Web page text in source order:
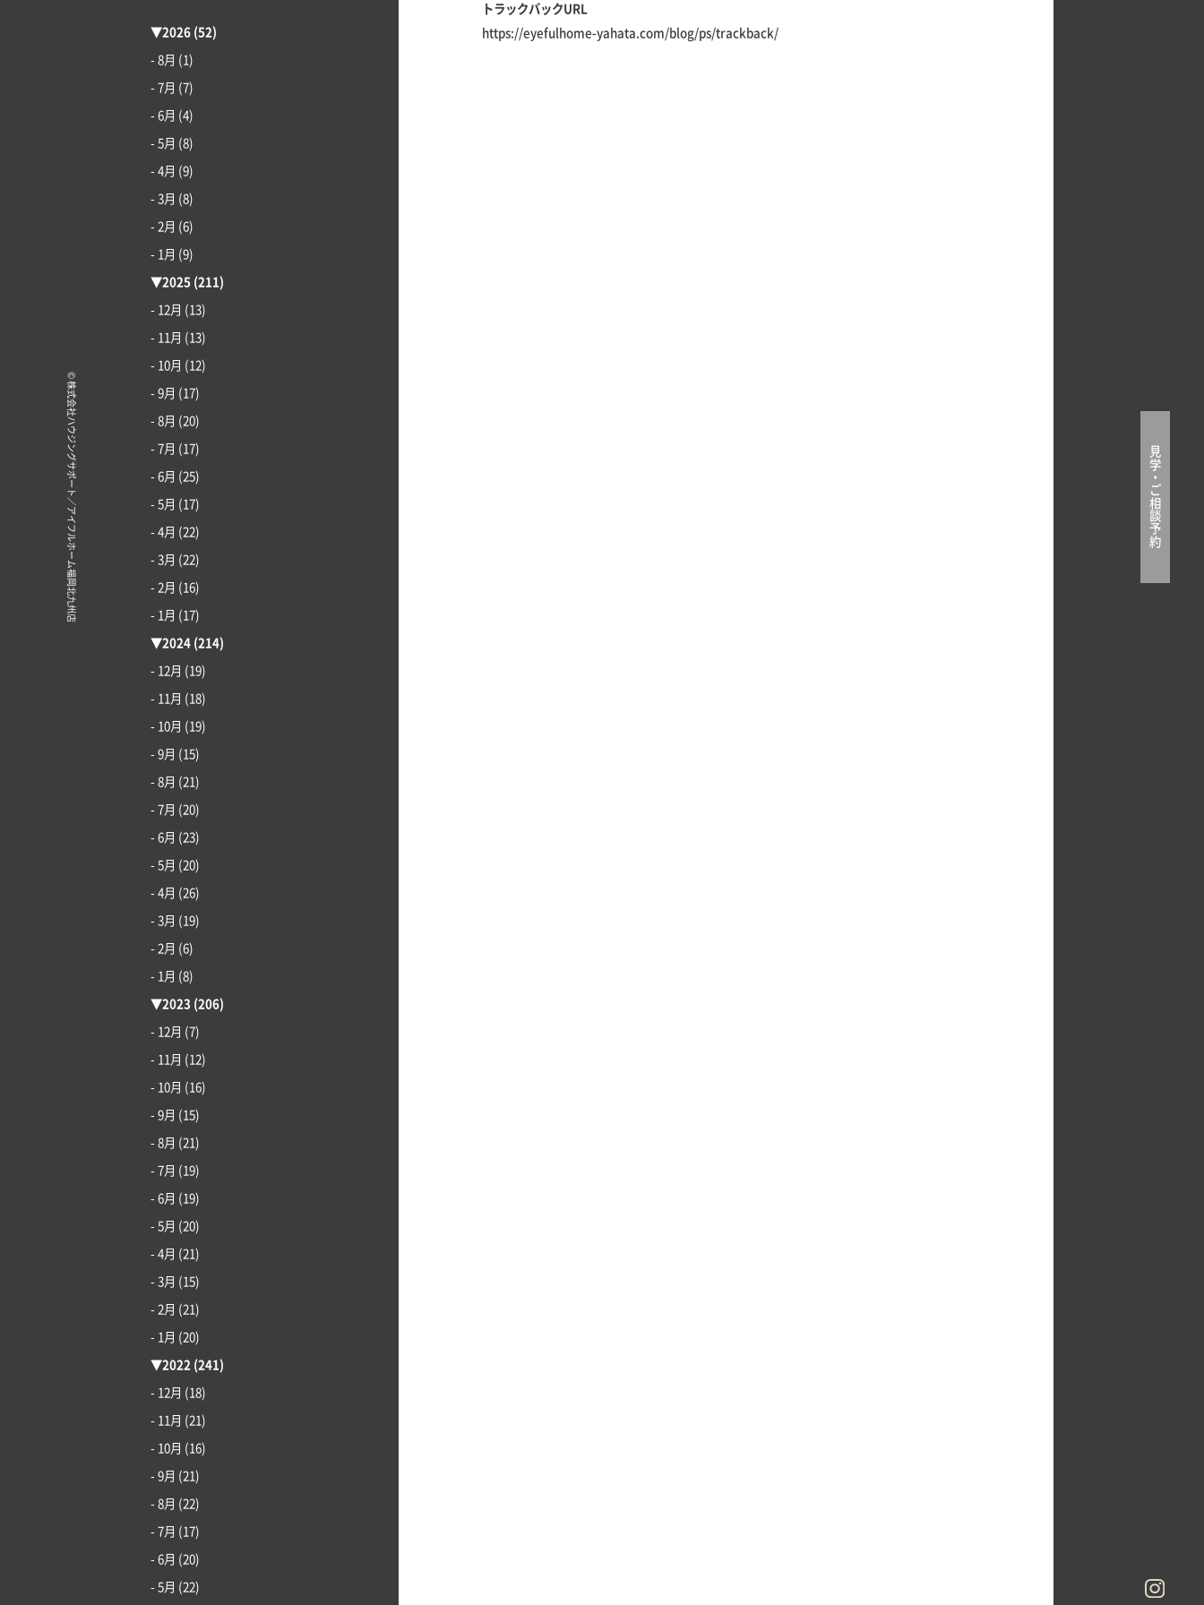
見
学
・
ご
相
談
予
約
トラックバックURL
https://eyefulhome-yahata.com/blog/ps/trackback/
▼2026 (52)
- 8月 (1)
- 7月 (7)
- 6月 (4)
- 5月 (8)
- 4月 (9)
- 3月 (8)
- 2月 (6)
- 1月 (9)
▼2025 (211)
- 12月 (13)
- 11月 (13)
- 10月 (12)
- 9月 (17)
- 8月 (20)
- 7月 (17)
- 6月 (25)
- 5月 (17)
- 4月 (22)
- 3月 (22)
- 2月 (16)
- 1月 (17)
▼2024 (214)
- 12月 (19)
- 11月 (18)
- 10月 (19)
- 9月 (15)
- 8月 (21)
- 7月 (20)
- 6月 (23)
- 5月 (20)
- 4月 (26)
- 3月 (19)
- 2月 (6)
- 1月 (8)
▼2023 (206)
- 12月 (7)
- 11月 (12)
- 10月 (16)
- 9月 (15)
- 8月 (21)
- 7月 (19)
- 6月 (19)
- 5月 (20)
- 4月 (21)
- 3月 (15)
- 2月 (21)
- 1月 (20)
▼2022 (241)
- 12月 (18)
- 11月 (21)
- 10月 (16)
- 9月 (21)
- 8月 (22)
- 7月 (17)
- 6月 (20)
- 5月 (22)
© 株式会社ハウジングサポート／アイフルホーム福岡北九州店